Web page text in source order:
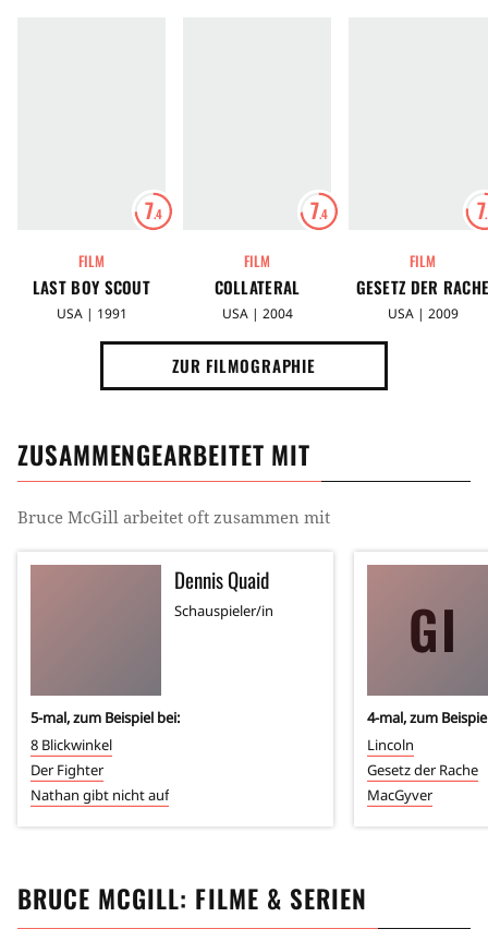
7.4
FILM
LAST BOY SCOUT
USA | 1991
7.4
FILM
COLLATERAL
USA | 2004
7
FILM
GESETZ DER
USA | 2009
ZUR FILMOGRAPHIE
ZUSAMMENGEARBEITET MIT
Bruce McGill arbeitet oft zusammen mit
Dennis Quaid
Schauspieler/in
5-mal, zum Beispiel bei:
8 Blickwinkel
Der Fighter
Nathan gibt nicht auf
GI
4-mal, zum
Lincoln
Gesetz der Rache
MacGyver
BRUCE MCGILL: FILME & SERIEN